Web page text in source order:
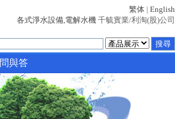
繁体| English
各式淨水設備,電解水機千毓實業/利淘(股)公司
問與答